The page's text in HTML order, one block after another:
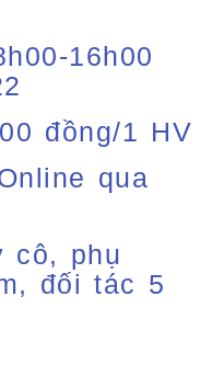
16h00
đồng/1 HV
qua
cô, phụ
đối tác 5